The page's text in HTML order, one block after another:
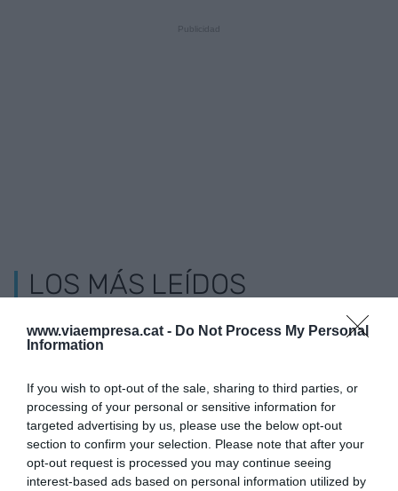
www.viaempresa.cat - Do Not Process My Personal
Information
If you wish to opt-out of the sale, sharing to third parties, or
processing of your personal or sensitive information for
targeted advertising by us, please use the below opt-out
section to confirm your selection. Please note that after your
opt-out request is processed you may continue seeing
interest-based ads based on personal information utilized by
LOS MÁS LEÍDOS